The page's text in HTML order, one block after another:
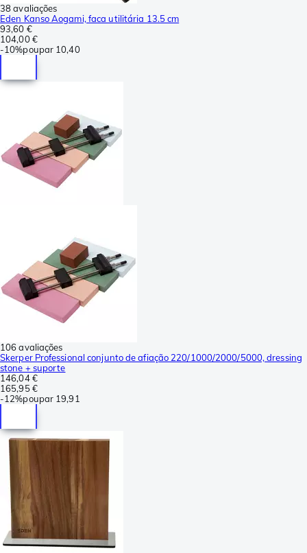
38 avaliações
Eden Kanso Aogami, faca utilitária 13.5 cm
93,60 €
104,00 €
-10%poupar 10,40
106 avaliações
Skerper Professional conjunto de afiação 220/1000/2000/5000, dressing
stone + suporte
146,04 €
165,95 €
-12%poupar 19,91